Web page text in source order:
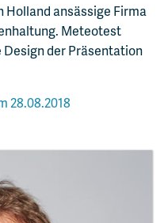
Holland ansässige Firma
Meteotest
der Präsentation
28.08.2018